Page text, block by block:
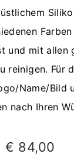
und mit allen
reinigen. Für
Name/Bild
nach Ihren
€ 84,00